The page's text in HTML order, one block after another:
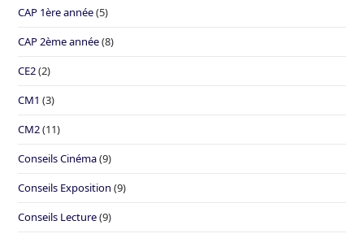
CAP 1ère année(5)
CAP 2ème année(8)
CE2(2)
CM1 (3)
CM2(11)
Conseils Cinéma(9)
Conseils Exposition (9)
Conseils Lecture(9)